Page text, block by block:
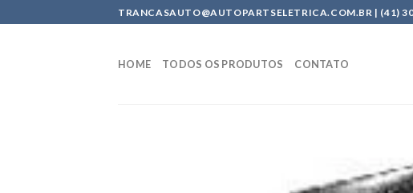
to
TRANCASAUTO@AUTOPARTSELETRICA.COM.BR | (41)
HOME TODOS OS PRODUTOS CONTATO